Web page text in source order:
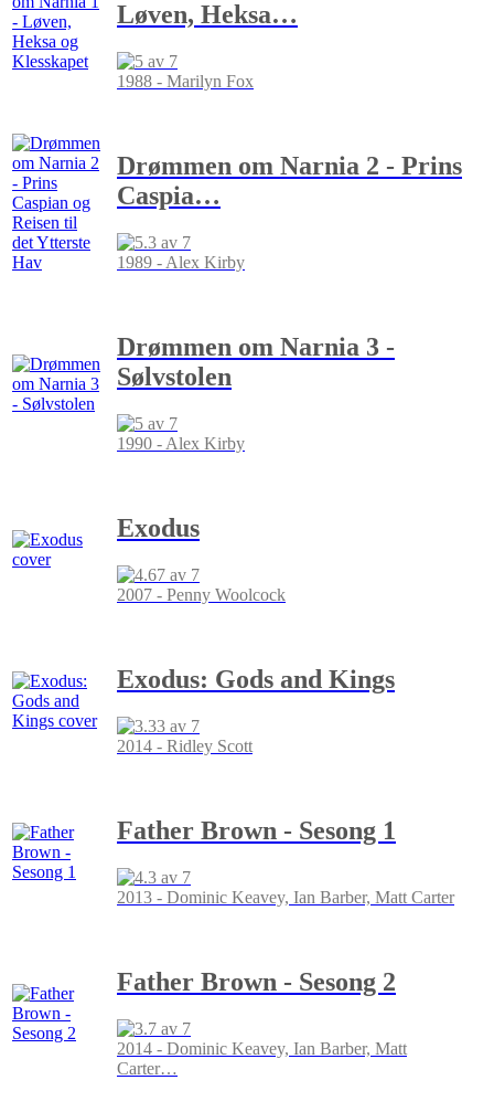
Løven, Heksa…
1988 - Marilyn Fox
Drømmen om Narnia 2 - Prins
Caspia…
1989 - Alex Kirby
Drømmen om Narnia 3 -
Sølvstolen
1990 - Alex Kirby
Exodus
2007 - Penny Woolcock
Exodus: Gods and Kings
2014 - Ridley Scott
Father Brown - Sesong 1
2013 - Dominic Keavey, Ian Barber, Matt Carter
Father Brown - Sesong 2
2014 - Dominic Keavey, Ian Barber, Matt
Carter…